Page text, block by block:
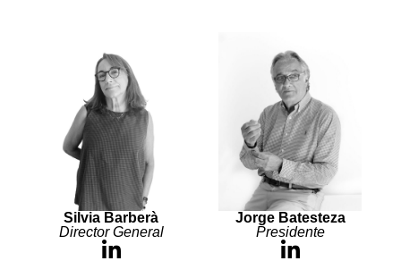
Silvia Barberà
Director General
Jorge Batesteza
Presidente